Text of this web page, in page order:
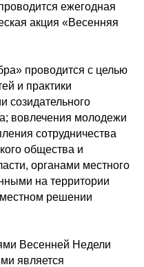
ежегодная
акция «Весенняя
проводится с целью
и практики
созидательного
вовлечения молодежи
сотрудничества
общества и
органами местного
на территории
решении
Весенней Недели
является